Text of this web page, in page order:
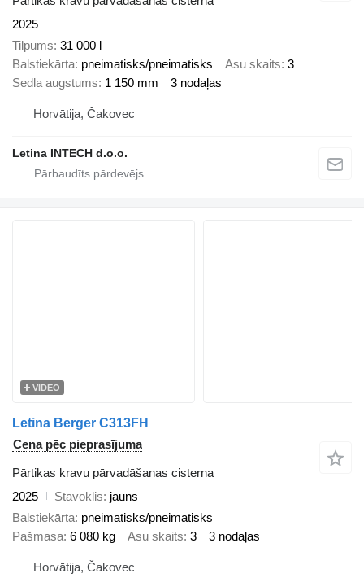
2025
Tilpums 31 000 l
Balstiekārta pneimatisks/pneimatisks Asu skaits 3
Sedla augstums 1 150 mm 3 nodaļas
Horvātija, Čakovec
Letina INTECH d.o.o.
VIDEO
Letina Berger C313FH
Cena pēc pieprasījuma
Pārtikas kravu pārvadāšanas cisterna
2025
Stāvoklis jauns
Balstiekārta pneimatisks/pneimatisks
Pašmasa 6 080 kg Asu skaits 3 3 nodaļas
Horvātija, Čakovec